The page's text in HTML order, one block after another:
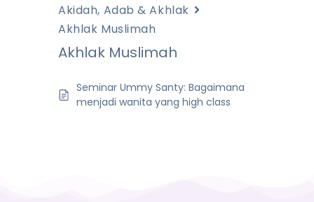
Akidah, Adab & Akhlak
Akhlak Muslimah
Akhlak Muslimah
Seminar Ummy Santy: Bagaimana
menjadi wanita yang high class